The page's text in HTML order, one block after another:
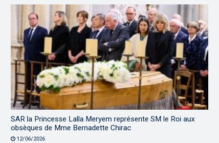
SAR la Princesse Lalla Meryem représente SM le Roi aux
obsèques de Mme Bernadette Chirac
12/06/2026